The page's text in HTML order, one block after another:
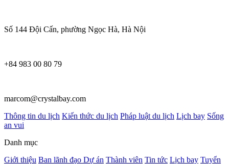
Số 144 Đội Cấn, phường Ngọc Hà, Hà Nội
+84 983 00 80 79
marcom@crystalbay.com
Thông tin du lịch Kiến thức du lịch Pháp luật du lịch Lịch bay Sống
an vui
Danh mục
Giới thiệu Ban lãnh đạo Dự án Thành viên Tin tức Lịch bay Tuyển